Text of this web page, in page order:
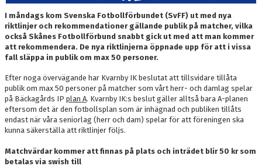
I måndags kom Svenska Fotbollförbundet (SvFF) ut med nya
riktlinjer och rekommendationer gällande publik på matcher, vilka
också Skånes Fotbollförbund snabbt gick ut med att man kommer
att rekommendera. De nya riktlinjerna öppnade upp för att i vissa
fall släppa in publik om max 50 personer.
Efter noga övervägande har Kvarnby IK beslutat att tillsvidare tillåta
publik om max 50 personer på matcher som vårt herr- och damlag spelar
på Bäckagårds IP plan A. Kvarnby IK:s beslut gäller alltså bara A-planen
eftersom det är den fotbollsplan som är inhägnad och publiken tillåts
endast när våra seniorlag (herr och dam) spelar för att föreningen ska
kunna säkerställa att riktlinjer följs.
Matchvärdar kommer att finnas på plats och inträdet blir 50 kr som
betalas via swish till